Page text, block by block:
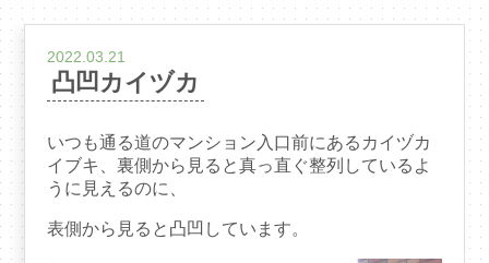
2022.03.21
凸凹カイヅカ
いつも通る道のマンション入口前にあるカイヅカ
イブキ、裏側から見ると真っ直ぐ整列しているよ
うに見えるのに、
表側から見ると凸凹しています。